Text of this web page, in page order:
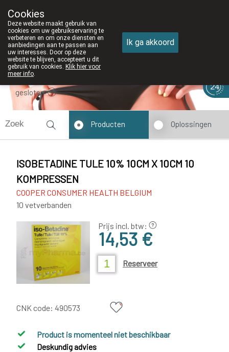
050/82 28 83
gesloten
Producten Oplossingen
ISOBETADINE TULE 10% 10CM X 10CM 10
KOMPRESSEN
COOPER CONSUMER HEALTH BELGIUM
10 vetverbanden
Prijs incl. btw:
14,53 €
Reserveer
CNK code: 490573
Product is momenteel niet beschikbaar
Deskundig advies
Cookies
Deze website maakt gebruik van
cookies om uw gebruikservaring te
verbeteren en om onze diensten en
aanbiedingen aan te passen aan
uw interesses. Door op deze
website te blijven, accepteert u dit
gebruik van cookies. Klik hier voor
meer info.
Ik ga akkoord